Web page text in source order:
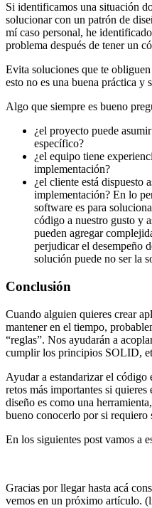
Si identificamos una situación
solucionar con un patrón de
mí caso personal, he
problema después de tener un
Evita soluciones que te
esto no es una buena práctica y
Algo que siempre es bueno
¿el proyecto puede
específico?
¿el equipo tiene
implementación?
¿el cliente está dispuesto
implementación? En lo
software es para
código a nuestro gusto y
pueden agregar
perjudicar el desempeño
solución puede no ser la
Conclusión
Cuando alguien quieres crear
mantener en el tiempo,
“reglas”. Nos ayudarán a
cumplir los principios SOLID,
Ayudar a estandarizar el código
retos más importantes si
diseño es como una
bueno conocerlo por si requiero
En los siguientes post vamos a
Gracias por llegar hasta acá
vemos en un próximo artículo.